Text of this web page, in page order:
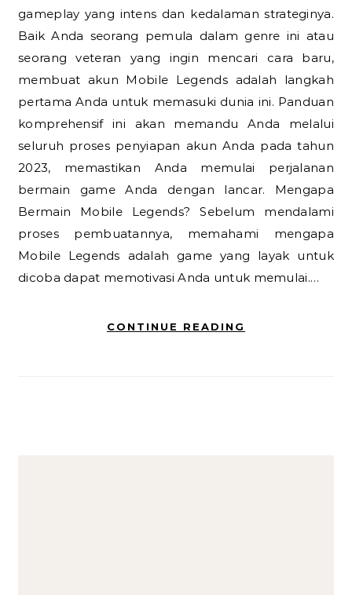
gameplay yang intens dan kedalaman strateginya.
Baik Anda seorang pemula dalam genre ini atau
seorang veteran yang ingin mencari cara baru,
membuat akun Mobile Legends adalah langkah
pertama Anda untuk memasuki dunia ini. Panduan
komprehensif ini akan memandu Anda melalui
seluruh proses penyiapan akun Anda pada tahun
2023, memastikan Anda memulai perjalanan
bermain game Anda dengan lancar. Mengapa
Bermain Mobile Legends? Sebelum mendalami
proses pembuatannya, memahami mengapa
Mobile Legends adalah game yang layak untuk
dicoba dapat memotivasi Anda untuk memulai.…
CONTINUE READING